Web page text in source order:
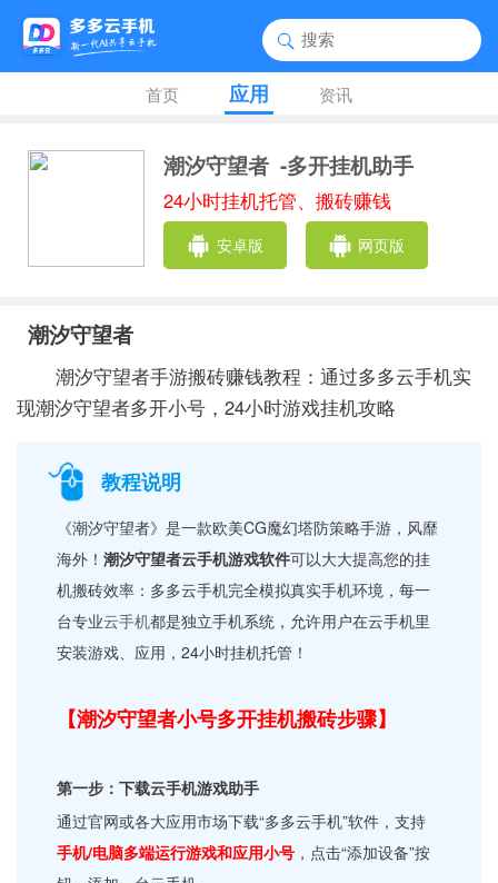
首页 应用 资讯
潮汐守望者 -多开挂机助手
24小时挂机托管、搬砖赚钱
安卓版 网页版
潮汐守望者
潮汐守望者手游搬砖赚钱教程：通过多多云手机实
现潮汐守望者多开小号，24小时游戏挂机攻略
教程说明
《潮汐守望者》是一款欧美CG魔幻塔防策略手游，风靡
海外！潮汐守望者云手机游戏软件可以大大提高您的挂
机搬砖效率：多多云手机完全模拟真实手机环境，每一
台专业云手机都是独立手机系统，允许用户在云手机里
安装游戏、应用，24小时挂机托管！
【潮汐守望者小号多开挂机搬砖步骤】
第一步：下载云手机游戏助手
通过官网或各大应用市场下载“多多云手机”软件，支持
手机/电脑多端运行游戏和应用小号 ，点击“添加设备”按